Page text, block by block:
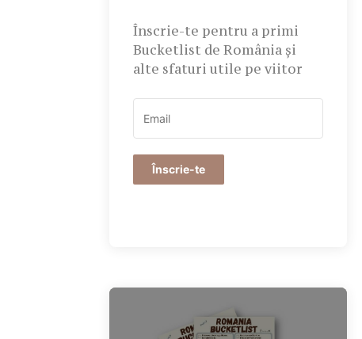
Înscrie-te pentru a primi
Bucketlist de România și
alte sfaturi utile pe viitor
Înscrie-te